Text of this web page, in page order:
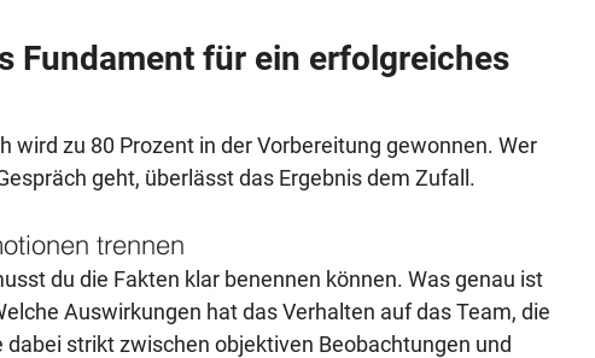
Fundament für ein erfolgreiches
wird zu 80 Prozent in der Vorbereitung gewonnen. Wer
geht, überlässt das Ergebnis dem Zufall.
trennen
du die Fakten klar benennen können. Was genau ist
Auswirkungen hat das Verhalten auf das Team, die
dabei strikt zwischen objektiven Beobachtungen und